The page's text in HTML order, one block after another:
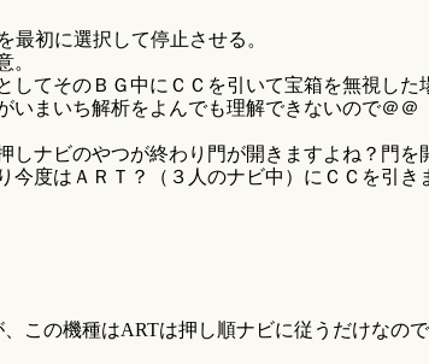
初に選択して停止させる。
。
てそのＢＧ中にＣＣを引いて宝箱を無視し
いまいち解析をよんでも理解できないので＠＠
しナビのやつが終わり門が開きますよね？門
今度はＡＲＴ？（３人のナビ中）にＣＣを引
この機種はARTは押し順ナビに従うだけなので